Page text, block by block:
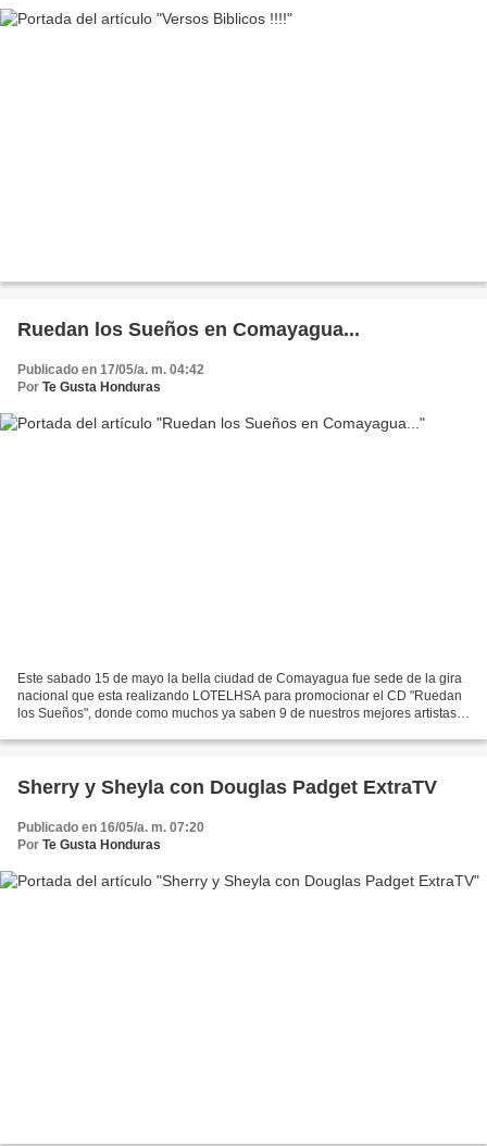
Ruedan los Sueños en Comayagua...
Publicado en 17/05/a. m. 04:42
Por Te Gusta Honduras
Este sabado 15 de mayo la bella ciudad de Comayagua fue sede de la gira
nacional que esta realizando LOTELHSA para promocionar el CD "Ruedan
los Sueños", donde como muchos ya saben 9 de nuestros mejores artistas
Sherry y Sheyla con Douglas Padget ExtraTV
Publicado en 16/05/a. m. 07:20
Por Te Gusta Honduras